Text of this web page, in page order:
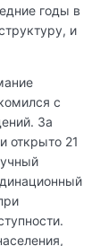
годы в
и
с
За
открыто 21